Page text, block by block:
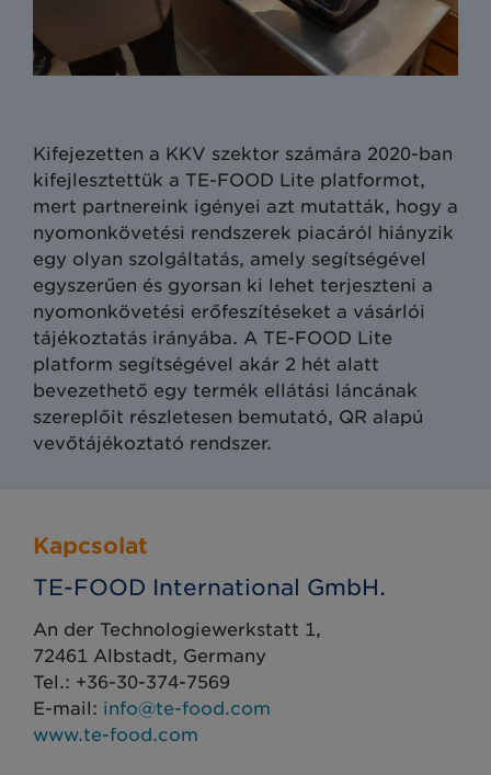
Kifejezetten a KKV szektor számára 2020-ban
kifejlesztettük a TE-FOOD Lite platformot,
mert partnereink igényei azt mutatták, hogy a
nyomonkövetési rendszerek piacáról hiányzik
egy olyan szolgáltatás, amely segítségével
egyszerűen és gyorsan ki lehet terjeszteni a
nyomonkövetési erőfeszítéseket a vásárlói
tájékoztatás irányába. A TE-FOOD Lite
platform segítségével akár 2 hét alatt
bevezethető egy termék ellátási láncának
szereplőit részletesen bemutató, QR alapú
vevőtájékoztató rendszer.
Kapcsolat
TE-FOOD International GmbH.
An der Technologiewerkstatt 1,
72461 Albstadt, Germany
Tel.: +36-30-374-7569
E-mail: info@te-food.com
www.te-food.com